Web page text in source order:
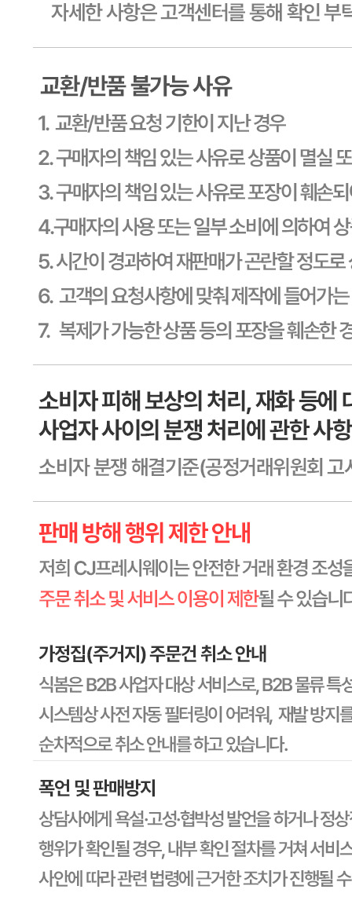
판매자 상호
CJ프레시웨이
사업장 소재지
타) 씨제이프레시웨이
연락처
1588-6967
사업자
603-81-11270
신고번호
상품 고시 정보
식품의 유형
상품상세 참조
생산자
상품상세 참조
소재지
상품상세 참조
소비기한
상품상세 참조
포장단위별 용량(중량)
상품상세 참조
포장단위별 수량
상품상세 참조
영양성분
상세 상품정보 참고
유전자변형식품에 해당하는 경우의 표시
해당사항 없음
수입식품 여부
소비자 상담 관련 전화번호
상품상세 참조
반품/교환 정보
판매자명
CJ프레시웨이
문의번호
반품/교환
반품 배송비: 30,000원
교환 배송비: 30,000원
주의사항